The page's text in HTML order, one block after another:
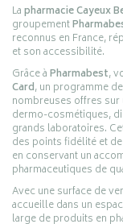
Lapharmacie Cayeux
groupement
reconnus en France,
et son accessibilité.
Grâce àPharmabest,
Card, un programme
nombreuses offres
dermo-cosmétiques,
grands laboratoires.
des points fidélité et
en conservant un
pharmaceutiques de
Avec une surface de
accueille dans un
large de produits en